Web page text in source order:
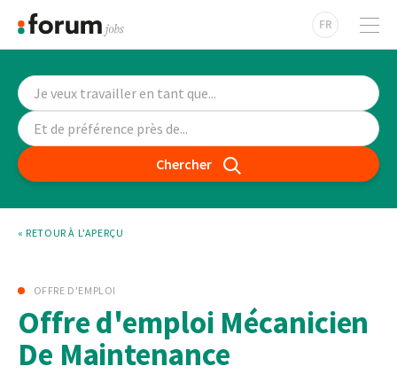
FR
Chercher
« RETOUR À L'APERÇU
OFFRE D'EMPLOI
Offre d'emploi Mécanicien
De Maintenance